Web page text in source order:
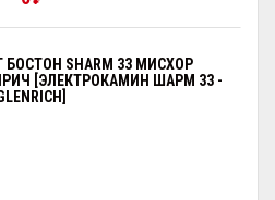
SHARM 33 МИСХОР
[ЭЛЕКТРОКАМИН ШАРМ 33 -